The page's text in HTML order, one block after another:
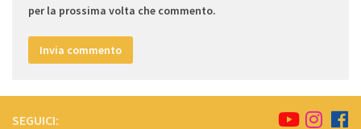
per la prossima volta che commento.
SEGUICI: